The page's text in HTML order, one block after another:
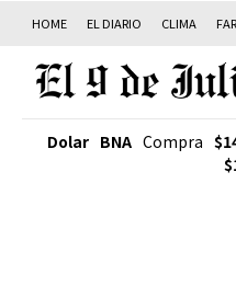
HOME EL DIARIO CLIMA
Dolar BNA Compra